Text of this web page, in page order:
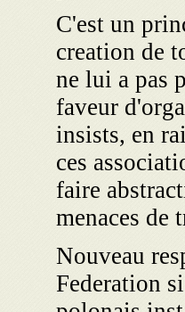
C'est un
creation de
ne lui a pas
faveur
insists, en
ces
faire
menaces de
Nouveau
Federation